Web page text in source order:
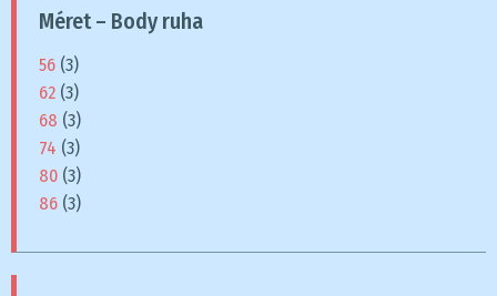
Méret – Body ruha
56 (3)
62 (3)
68 (3)
74 (3)
80 (3)
86 (3)